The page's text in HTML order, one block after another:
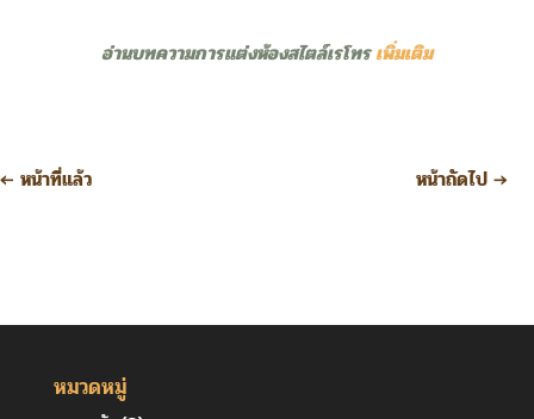
อ่านบทความการแต่งห้องสไตล์เรโทรเพิ่มเติม
← หน้าที่แล้ว หน้าถัดไป→
หมวดหมู่